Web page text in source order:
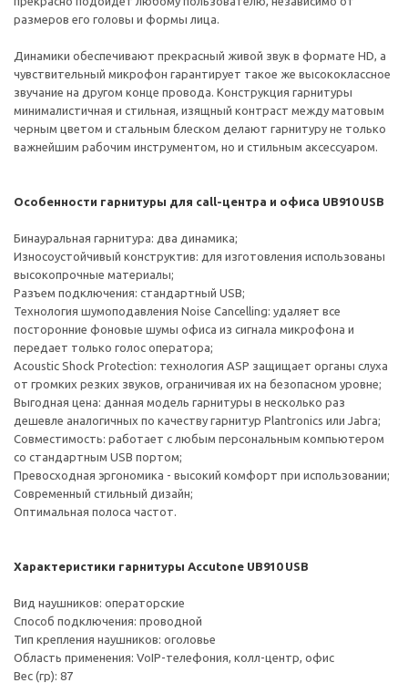
размеров его головы и формы лица.
Динамики обеспечивают прекрасный живой звук в формате HD, а
чувствительный микрофон гарантирует такое же высококлассное
звучание на другом конце провода. Конструкция гарнитуры
минималистичная и стильная, изящный контраст между матовым
черным цветом и стальным блеском делают гарнитуру не только
важнейшим рабочим инструментом, но и стильным аксессуаром.
Особенности гарнитуры для call-центра и офиса UB910 USB
Бинауральная гарнитура: два динамика;
Износоустойчивый конструктив: для изготовления использованы
высокопрочные материалы;
Разъем подключения: стандартный USB;
Технология шумоподавления Noise Cancelling: удаляет все
посторонние фоновые шумы офиса из сигнала микрофона и
передает только голос оператора;
Acoustic Shock Protection: технология ASP защищает органы слуха
от громких резких звуков, ограничивая их на безопасном уровне;
Выгодная цена: данная модель гарнитуры в несколько раз
дешевле аналогичных по качеству гарнитур Plantronics или Jabra;
Совместимость: работает с любым персональным компьютером
со стандартным USB портом;
Превосходная эргономика - высокий комфорт при использовании;
Современный стильный дизайн;
Оптимальная полоса частот.
Характеристики гарнитуры Accutone UB910 USB
Вид наушников: операторские
Способ подключения: проводной
Тип крепления наушников: оголовье
Область применения: VoIP-телефония, колл-центр, офис
Вес (гр): 87